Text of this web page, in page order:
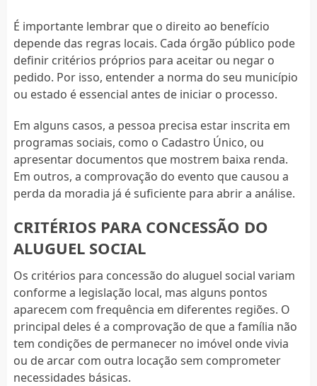
É importante lembrar que o direito ao benefício
depende das regras locais. Cada órgão público pode
definir critérios próprios para aceitar ou negar o
pedido. Por isso, entender a norma do seu município
ou estado é essencial antes de iniciar o processo.
Em alguns casos, a pessoa precisa estar inscrita em
programas sociais, como o Cadastro Único, ou
apresentar documentos que mostrem baixa renda.
Em outros, a comprovação do evento que causou a
perda da moradia já é suficiente para abrir a análise.
CRITÉRIOS PARA CONCESSÃO DO
ALUGUEL SOCIAL
Os critérios para concessão do aluguel social variam
conforme a legislação local, mas alguns pontos
aparecem com frequência em diferentes regiões. O
principal deles é a comprovação de que a família não
tem condições de permanecer no imóvel onde vivia
ou de arcar com outra locação sem comprometer
necessidades básicas.